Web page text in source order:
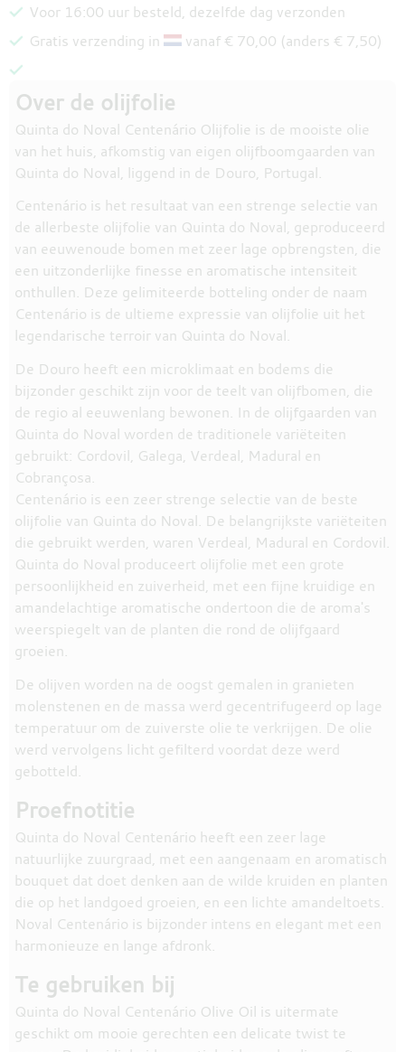
Voor 16:00 uur besteld, dezelfde dag verzonden
Gratis verzending in
vanaf € 70,00 (anders € 7,50)
Over de olijfolie
Quinta do Noval Centenário Olijfolie is de mooiste olie
van het huis, afkomstig van eigen olijfboomgaarden van
Quinta do Noval, liggend in de Douro, Portugal.
Centenário is het resultaat van een strenge selectie van
de allerbeste olijfolie van Quinta do Noval, geproduceerd
van eeuwenoude bomen met zeer lage opbrengsten, die
een uitzonderlijke finesse en aromatische intensiteit
onthullen. Deze gelimiteerde botteling onder de naam
Centenário is de ultieme expressie van olijfolie uit het
legendarische terroir van Quinta do Noval.
De Douro heeft een microklimaat en bodems die
bijzonder geschikt zijn voor de teelt van olijfbomen, die
de regio al eeuwenlang bewonen. In de olijfgaarden van
Quinta do Noval worden de traditionele variëteiten
gebruikt: Cordovil, Galega, Verdeal, Madural en
Cobrançosa.
Centenário is een zeer strenge selectie van de beste
olijfolie van Quinta do Noval. De belangrijkste variëteiten
die gebruikt werden, waren Verdeal, Madural en Cordovil.
Quinta do Noval produceert olijfolie met een grote
persoonlijkheid en zuiverheid, met een fijne kruidige en
amandelachtige aromatische ondertoon die de aroma's
weerspiegelt van de planten die rond de olijfgaard
groeien.
De olijven worden na de oogst gemalen in granieten
molenstenen en de massa werd gecentrifugeerd op lage
temperatuur om de zuiverste olie te verkrijgen. De olie
werd vervolgens licht gefilterd voordat deze werd
gebotteld.
Proefnotitie
Quinta do Noval Centenário heeft een zeer lage
natuurlijke zuurgraad, met een aangenaam en aromatisch
bouquet dat doet denken aan de wilde kruiden en planten
die op het landgoed groeien, en een lichte amandeltoets.
Noval Centenário is bijzonder intens en elegant met een
harmonieuze en lange afdronk.
Te gebruiken bij
Quinta do Noval Centenário Olive Oil is uitermate
geschikt om mooie gerechten een delicate twist te